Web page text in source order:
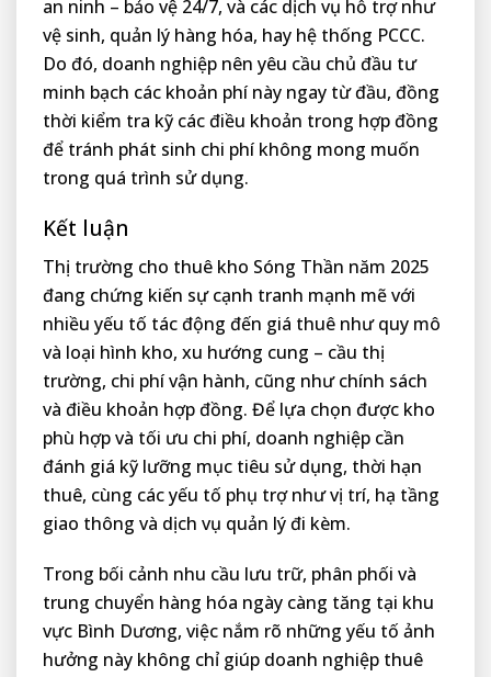
an ninh – bảo vệ 24/7, và các dịch vụ hỗ trợ như
vệ sinh, quản lý hàng hóa, hay hệ thống PCCC.
Do đó, doanh nghiệp nên yêu cầu chủ đầu tư
minh bạch các khoản phí này ngay từ đầu, đồng
thời kiểm tra kỹ các điều khoản trong hợp đồng
để tránh phát sinh chi phí không mong muốn
trong quá trình sử dụng.
Kết luận
Thị trường cho thuê kho Sóng Thần năm 2025
đang chứng kiến sự cạnh tranh mạnh mẽ với
nhiều yếu tố tác động đến giá thuê như quy mô
và loại hình kho, xu hướng cung – cầu thị
trường, chi phí vận hành, cũng như chính sách
và điều khoản hợp đồng. Để lựa chọn được kho
phù hợp và tối ưu chi phí, doanh nghiệp cần
đánh giá kỹ lưỡng mục tiêu sử dụng, thời hạn
thuê, cùng các yếu tố phụ trợ như vị trí, hạ tầng
giao thông và dịch vụ quản lý đi kèm.
Trong bối cảnh nhu cầu lưu trữ, phân phối và
trung chuyển hàng hóa ngày càng tăng tại khu
vực Bình Dương, việc nắm rõ những yếu tố ảnh
hưởng này không chỉ giúp doanh nghiệp thuê